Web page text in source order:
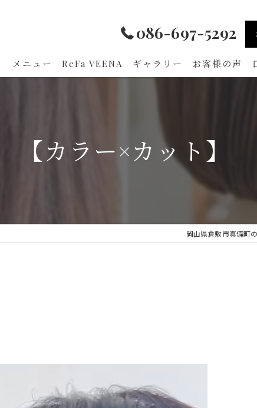
086-697-5292
メニュー ReFa VEENA ギャラリー お客様の声
【カラー×カット】
岡山県倉敷市真備町